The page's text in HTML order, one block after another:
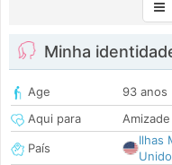
Minha
Age
93 anos
Aqui para
Amizade
País
Ilhas